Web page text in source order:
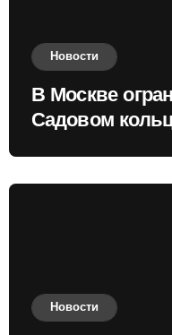
Новости
В Москве
Садовом
Новости